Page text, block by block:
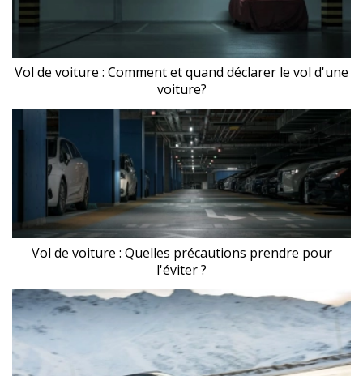
Vol de voiture : Comment et quand déclarer le vol d'une
voiture?
Vol de voiture : Quelles précautions prendre pour
l'éviter ?